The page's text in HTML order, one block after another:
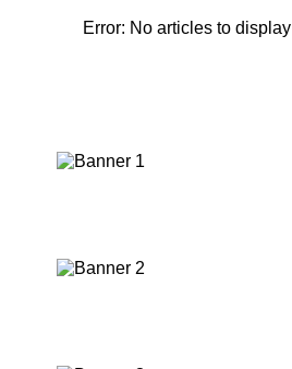
Error: No articles to display